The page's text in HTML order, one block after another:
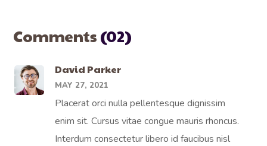
Comments(02)
David Parker
MAY 27, 2021
Placerat orci nulla pellentesque dignissim
enim sit. Cursus vitae congue mauris rhoncus.
Interdum consectetur libero id faucibus nisl